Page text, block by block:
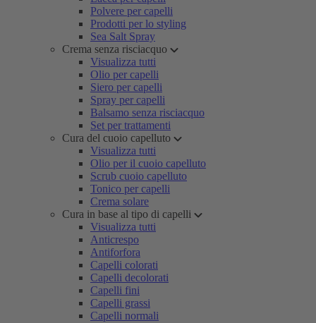
Polvere per capelli
Prodotti per lo styling
Sea Salt Spray
Crema senza risciacquo
Visualizza tutti
Olio per capelli
Siero per capelli
Spray per capelli
Balsamo senza risciacquo
Set per trattamenti
Cura del cuoio capelluto
Visualizza tutti
Olio per il cuoio capelluto
Scrub cuoio capelluto
Tonico per capelli
Crema solare
Cura in base al tipo di capelli
Visualizza tutti
Anticrespo
Antiforfora
Capelli colorati
Capelli decolorati
Capelli fini
Capelli grassi
Capelli normali